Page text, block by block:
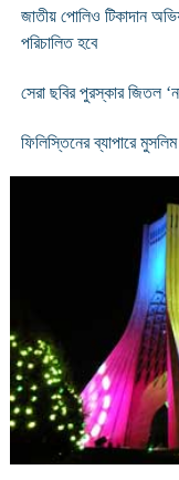
জাতীয় পোলিও টিকাদান
পরিচালিত হবে
সেরা ছবির পুরস্কার জিতল
ফিলিস্তিনের ব্যাপারে